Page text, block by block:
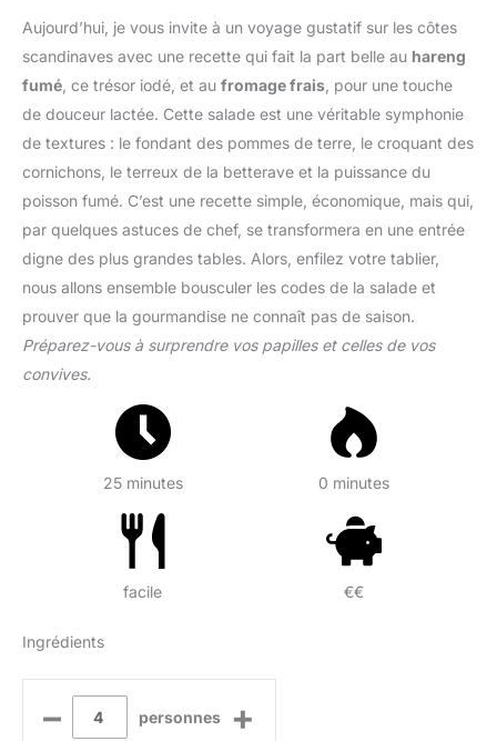
Aujourd’hui, je vous invite à un voyage gustatif sur les côtes
scandinaves avec une recette qui fait la part belle au hareng
fumé, ce trésor iodé, et au fromage frais, pour une touche
de douceur lactée. Cette salade est une véritable symphonie
de textures : le fondant des pommes de terre, le croquant des
cornichons, le terreux de la betterave et la puissance du
poisson fumé. C’est une recette simple, économique, mais qui,
par quelques astuces de chef, se transformera en une entrée
digne des plus grandes tables. Alors, enfilez votre tablier,
nous allons ensemble bousculer les codes de la salade et
prouver que la gourmandise ne connaît pas de saison.
Préparez-vous à surprendre vos papilles et celles de vos
convives.
25 minutes 0 minutes
facile €€
Ingrédients
– personnes +